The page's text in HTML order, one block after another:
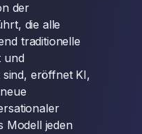
der
die alle
traditionelle
und
sind, eröffnet KI,
Modell jeden